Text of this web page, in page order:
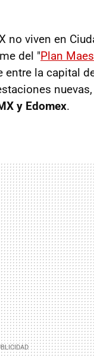
no viven en
del "Plan
la capital
y Edomex.